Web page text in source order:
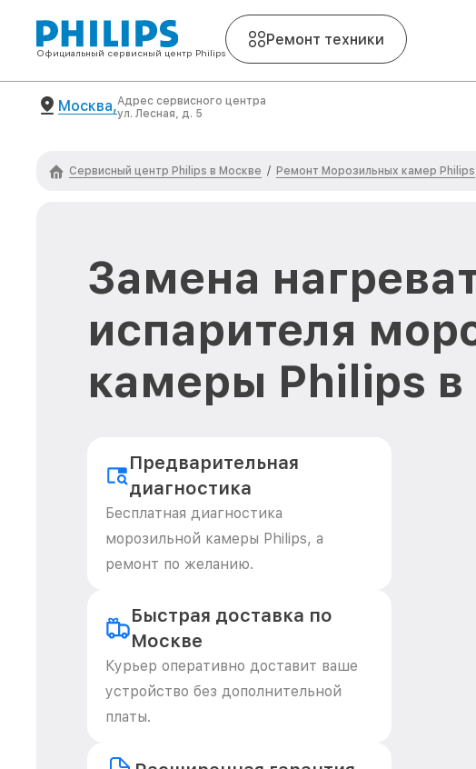
Официальный сервисный центр Philips
Ремонт техники
Москва,Адрес сервисного центра
ул. Лесная, д. 5
Сервисный центр Philips в Москве / Ремонт Морозильных камер Philips
Замена
испарителя
камеры Philips
Предварительная
диагностика
Бесплатная диагностика
морозильной камеры Philips, а
ремонт по желанию.
Быстрая доставка по
Москве
Курьер оперативно доставит ваше
устройство без дополнительной
платы.